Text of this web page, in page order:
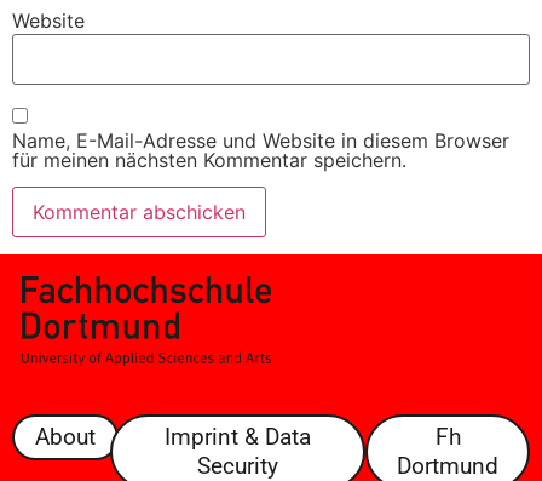
Website
Name, E-Mail-Adresse und Website in diesem Browser
für meinen nächsten Kommentar speichern.
About
Imprint & Data
Security
Fh
Dortmund